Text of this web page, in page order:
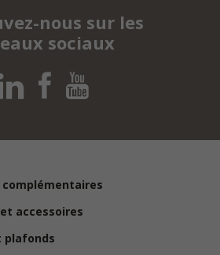
nous sur les
sociaux
complémentaires
accessoires
plafonds